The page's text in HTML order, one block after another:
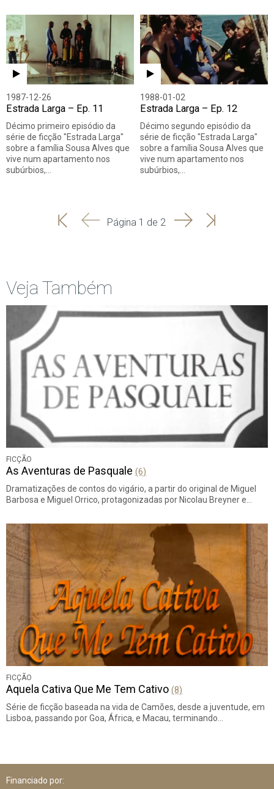
1987-12-26
Estrada Larga – Ep. 11
Décimo primeiro episódio da
série de ficção "Estrada Larga"
sobre a família Sousa Alves que
vive num apartamento nos
subúrbios,…
1988-01-02
Estrada Larga – Ep. 12
Décimo segundo episódio da
série de ficção "Estrada Larga"
sobre a família Sousa Alves que
vive num apartamento nos
subúrbios,…
'
'
Página 1 de 2 SeguinteÚltima
Veja Também
FICÇÃO
As Aventuras de Pasquale (6)
Dramatizações de contos do vigário, a partir do original de Miguel
Barbosa e Miguel Orrico, protagonizadas por Nicolau Breyner e…
FICÇÃO
Aquela Cativa Que Me Tem Cativo (8)
Série de ficção baseada na vida de Camões, desde a juventude, em
Lisboa, passando por Goa, África, e Macau, terminando…
Financiado por: